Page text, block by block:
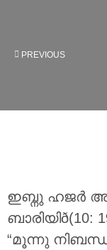
PREVIOUS
ഇബ്നു ഹജർ
ബാരിയിð(10:
“മൂന്നു